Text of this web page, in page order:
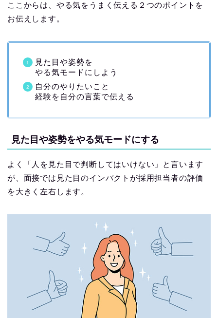
ここからは、やる気をうまく伝える２つのポイントを
お伝えします。
見た目や姿勢を
やる気モードにしよう
自分のやりたいこと
経験を自分の言葉で伝える
見た目や姿勢をやる気モードにする
よく「人を見た目で判断してはいけない」と言います
が、面接では見た目のインパクトが採用担当者の評価
を大きく左右します。